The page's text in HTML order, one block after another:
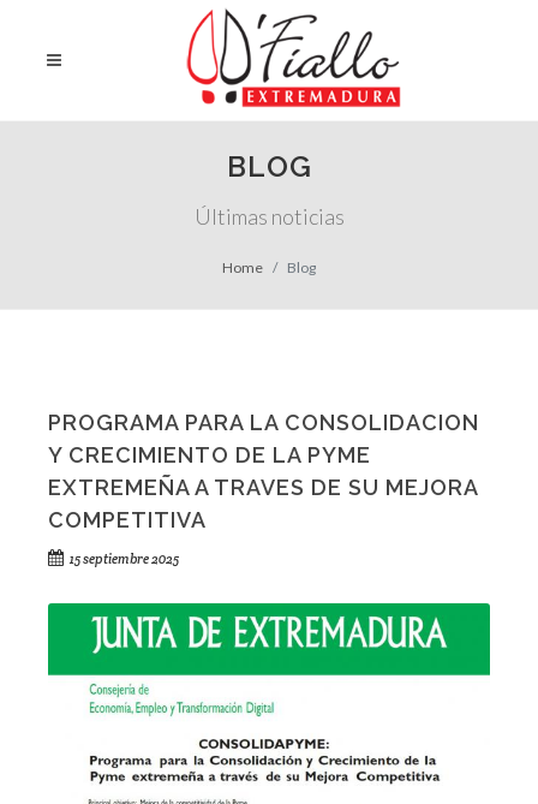
BLOG
Últimas noticias
Home Blog
PROGRAMA PARA LA CONSOLIDACION
Y CRECIMIENTO DE LA PYME
EXTREMEÑA A TRAVES DE SU MEJORA
COMPETITIVA
15 septiembre 2025